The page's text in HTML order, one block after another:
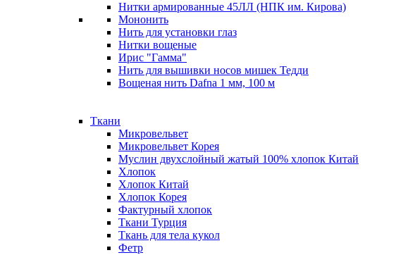
Нитки армированные 45ЛЛ (НПК им. Кирова)
Мононить
Нить для установки глаз
Нитки вощеные
Ирис "Гамма"
Нить для вышивки носов мишек Тедди
Вощеная нить Dafna 1 мм, 100 м
Ткани
Микровельвет
Микровельвет Корея
Муслин двухслойный жатый 100% хлопок Китай
Хлопок
Хлопок Китай
Хлопок Корея
Фактурный хлопок
Ткани Турция
Ткань для тела кукол
Фетр